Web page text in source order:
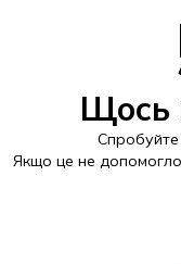
Щось
Спробуйте
Якщо це не